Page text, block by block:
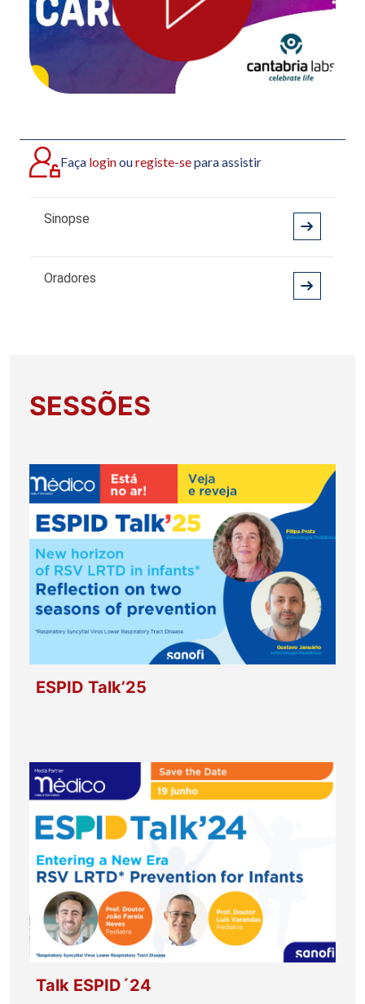
Faça loginouregiste-separa assistir
Sinopse
Oradores
SESSÕES
ESPID Talk’25
Talk ESPID´24